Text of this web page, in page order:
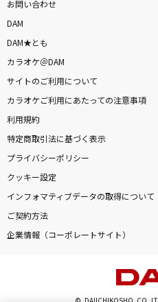
お問い合わせ
DAM
DAM★とも
カラオケ＠DAM
サイトのご利用について
カラオケご利用にあたっての注意事項
利用規約
特定商取引法に基づく表示
プライバシーポリシー
クッキー設定
インフォマティブデータの取得について
ご契約方法
企業情報（コーポレートサイト）
© DAIICHIKOSHO